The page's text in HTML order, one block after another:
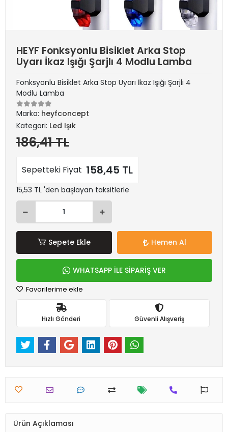
HEYF Fonksyonlu Bisiklet Arka Stop
Uyarı İkaz Işığı Şarjlı 4 Modlu Lamba
Fonksyonlu Bisiklet Arka Stop Uyarı İkaz Işığı Şarjlı 4
Modlu Lamba
Marka: heyfconcept
Kategori: Led Işık
186,41 TL
Sepetteki Fiyat 158,45 TL
15,53 TL 'den başlayan taksitlerle
Sepete Ekle Hemen Al
WHATSAPP İLE SİPARİŞ VER
Favorilerime ekle
Hızlı Gönderi Güvenli Alışveriş
Ürün Açıklaması